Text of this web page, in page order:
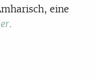
eine
.